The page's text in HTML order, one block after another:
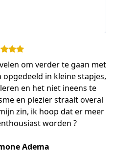
om verder te gaan met
opgedeeld in kleine stapjes,
en het niet ineens te
en plezier straalt overal
zin, ik hoop dat er meer
worden ?
Adema